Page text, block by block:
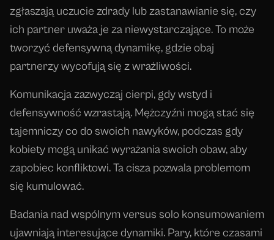
zgłaszają uczucie zdrady lub zastanawianie się, czy
ich partner uważa je za niewystarczające. To może
tworzyć defensywną dynamikę, gdzie obaj
partnerzy wycofują się z wrażliwości.
Komunikacja zazwyczaj cierpi, gdy wstyd i
defensywność wzrastają. Mężczyźni mogą stać się
tajemniczy co do swoich nawyków, podczas gdy
kobiety mogą unikać wyrażania swoich obaw, aby
zapobiec konfliktowi. Ta cisza pozwala problemom
się kumulować.
Badania nad wspólnym versus solo konsumowaniem
ujawniają interesujące dynamiki. Pary, które czasami